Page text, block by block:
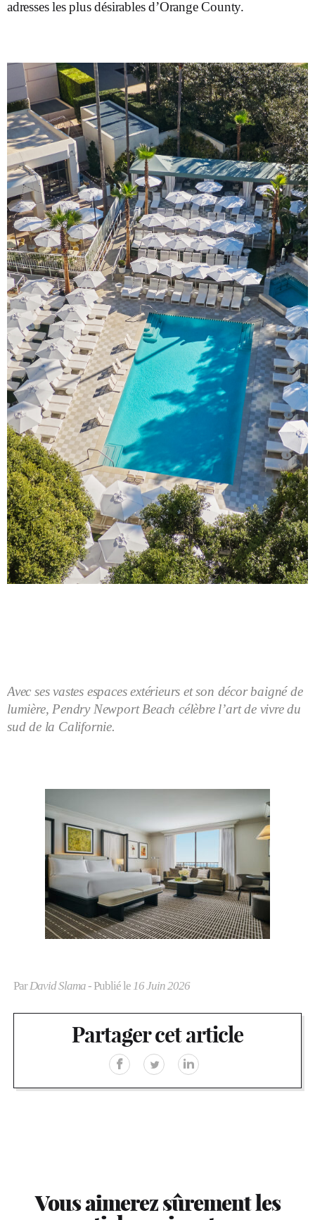
adresses les plus désirables d’Orange County.
Avec ses vastes espaces extérieurs et son décor baigné de
lumière, Pendry Newport Beach célèbre l’art de vivre du
sud de la Californie.
ParDavid Slama- Publié le 16 Juin 2026
Partager cet article
Vous aimerez sûrement les